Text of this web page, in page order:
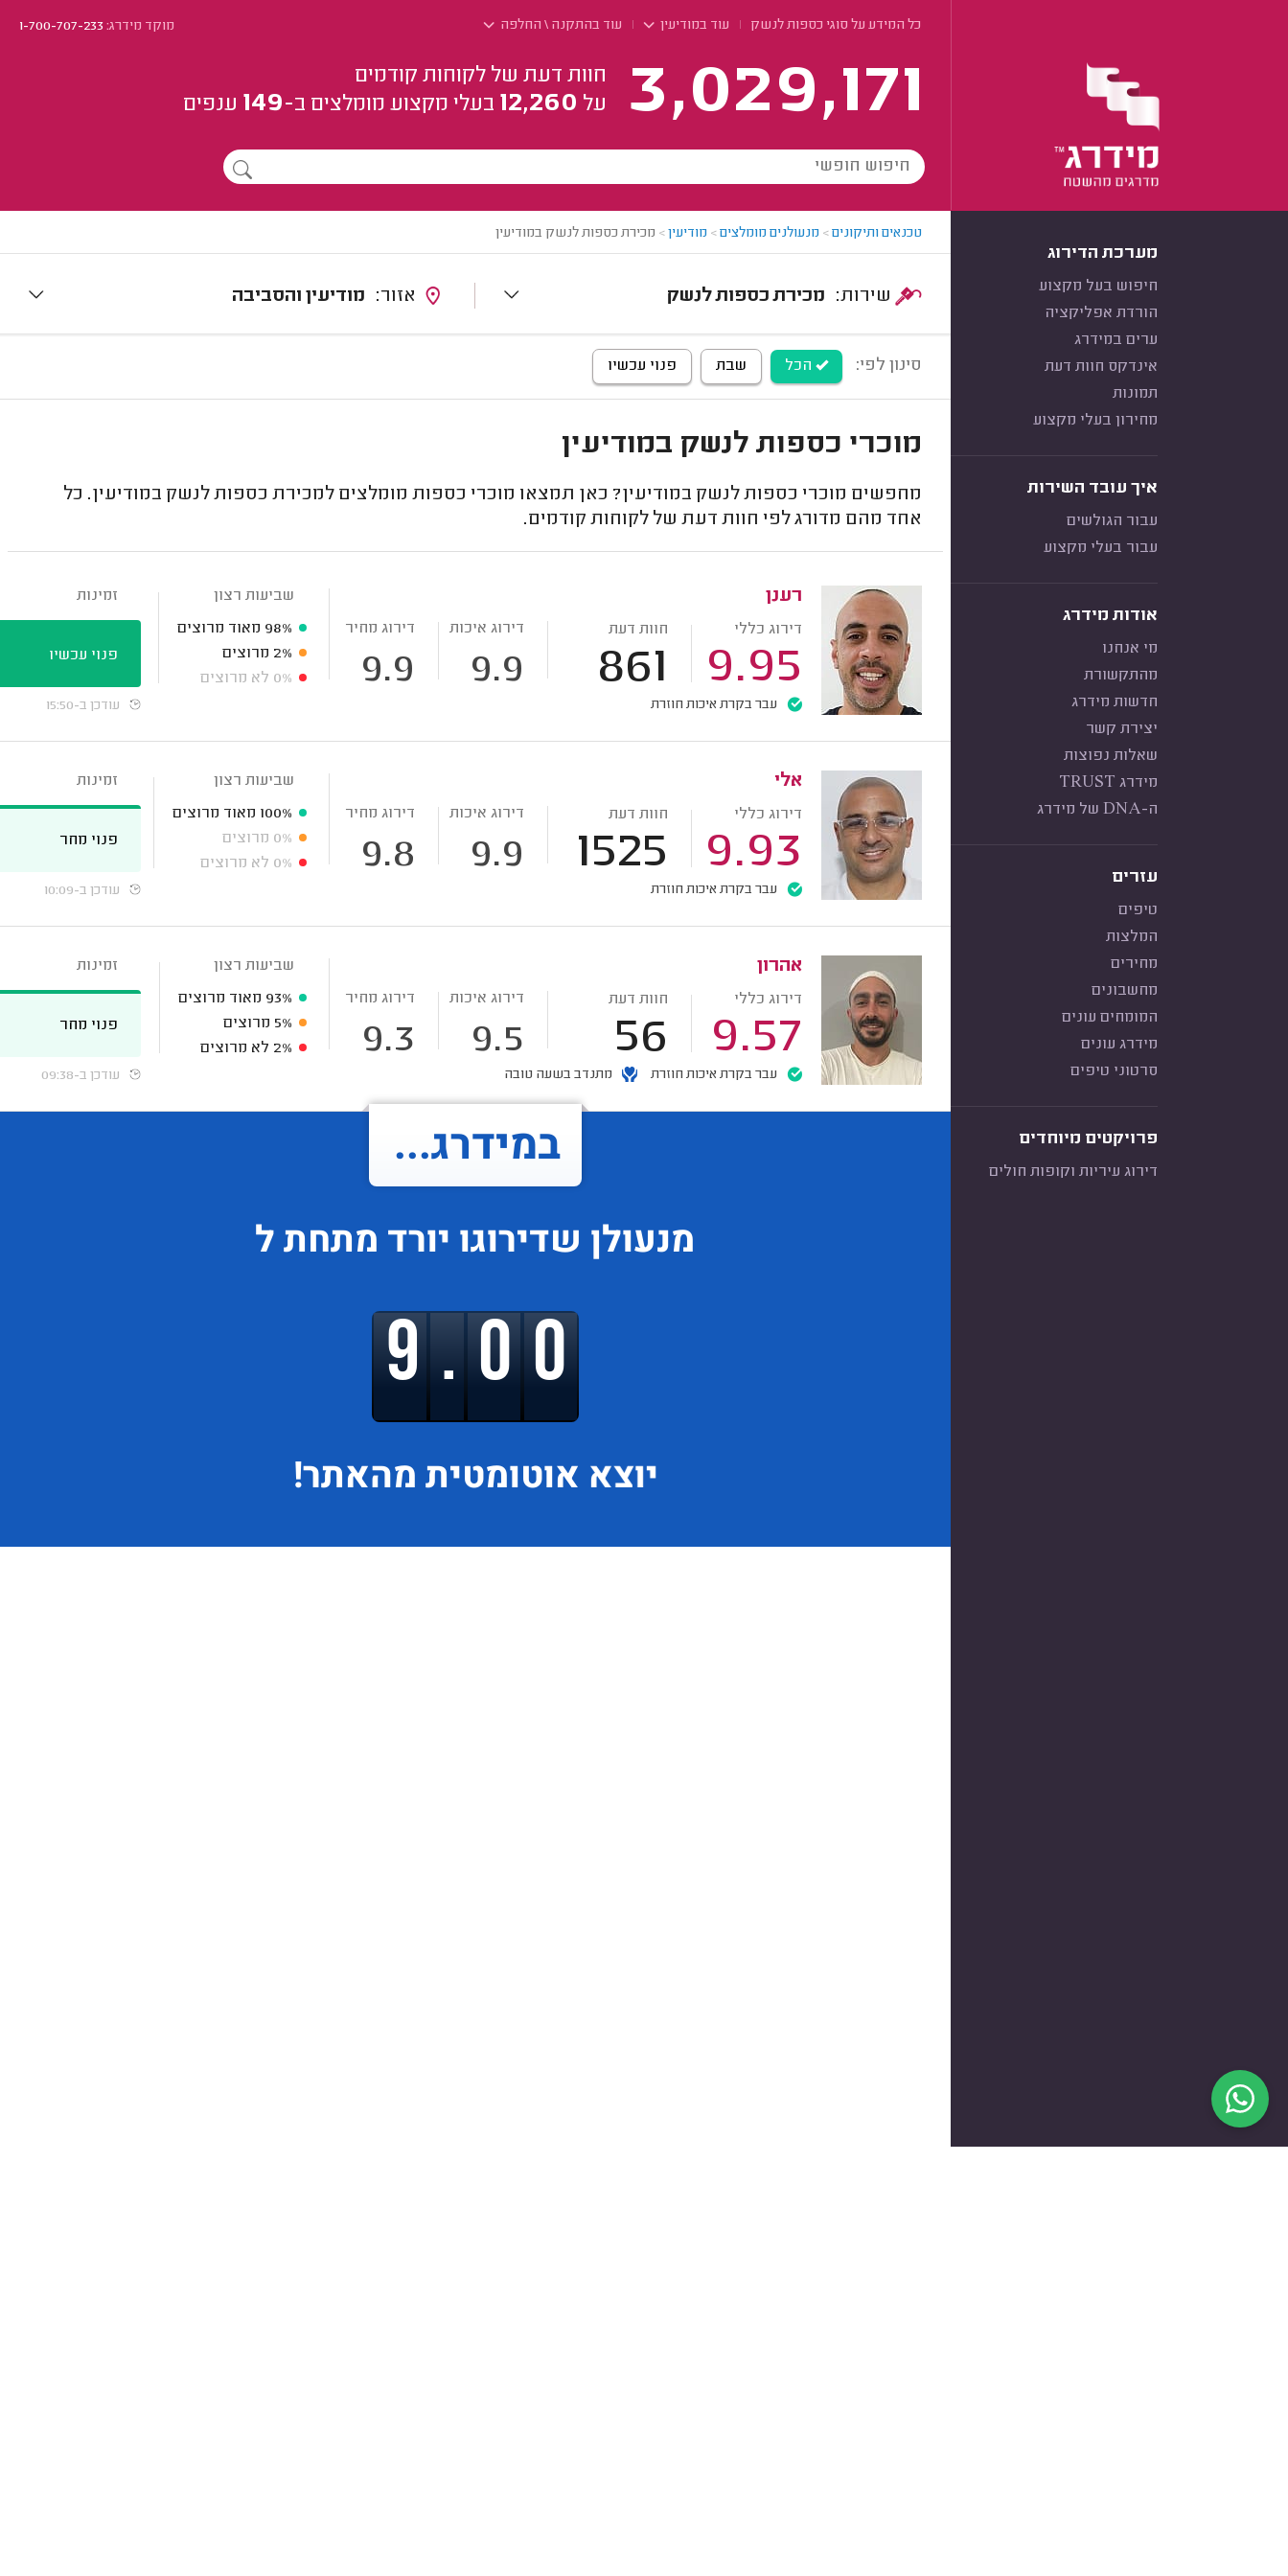
כל המידע על סוגי כספות לנשק עוד במודיעין עוד בהתקנה \ החלפה מוקד מידרג:1-700-707-233
3,029,171
חוות דעת של לקוחות קודמים
על 12,260 בעלי מקצוע מומלצים ב-149 ענפים
מערכת הדירוג
חיפוש בעל מקצוע
הורדת אפליקציה
ערים במידרג
אינדקס חוות דעת
תמונות
מחירון בעלי מקצוע
איך עובד השירות
עבור הגולשים
עבור בעלי מקצוע
אודות מידרג
מי אנחנו
מהתקשורת
חדשות מידרג
יצירת קשר
שאלות נפוצות
מידרג TRUST
ה-DNA של מידרג
עזרים
טיפים
המלצות
מחירים
מחשבונים
המומחים עונים
מידרג עונים
סרטוני טיפים
פרויקטים מיוחדים
דירוג עיריות וקופות חולים
טכנאים ותיקונים> מנעולנים מומלצים> מודיעין> מכירת כספות לנשק במודיעין
מכירת כספות לנשק מודיעין והסביבה
סינון לפי: הכל שבת פנוי עכשיו
מוכרי כספות לנשק במודיעין
מחפשים מוכרי כספות לנשק במודיעין? כאן תמצאו מוכרי כספות מומלצים למכירת כספות לנשק במודיעין. כל
אחד מהם מדורג לפי חוות דעת של לקוחות קודמים.
רענן
דירוג כללי
9.95
חוות דעת
861
דירוג איכות
9.9
דירוג מחיר
9.9
עבר בקרת איכות חוזרת
שביעות רצון
98% מאוד מרוצים
2% מרוצים
0% לא מרוצים
זמינות
פנוי עכשיו
עודכן ב-15:50
אלי
דירוג כללי
9.93
חוות דעת
1525
דירוג איכות
9.9
דירוג מחיר
9.8
עבר בקרת איכות חוזרת
שביעות רצון
100% מאוד מרוצים
0% מרוצים
0% לא מרוצים
זמינות
פנוי מחר
עודכן ב-10:09
אהרון
דירוג כללי
9.57
חוות דעת
56
דירוג איכות
9.5
דירוג מחיר
9.3
עבר בקרת איכות חוזרת מתנדב בשעה טובה
שביעות רצון
93% מאוד מרוצים
5% מרוצים
2% לא מרוצים
זמינות
פנוי מחר
עודכן ב-09:38
במידרג...
מנעולן שדירוגו יורד מתחת ל
9.00
יוצא אוטומטית מהאתר!